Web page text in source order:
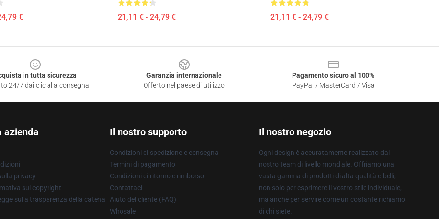
€ 21,11 € - 24,79 € 21,11 € - 24,79 €
in tutta sicurezza
24/7 dai clic alla consegna
Garanzia internazionale
Offerto nel paese di utilizzo
Pagamento sicuro al 100%
PayPal / MasterCard / Visa
azienda
privacy
sul copyright
sulla trasparenza della catena
Il nostro supporto
Condizioni di spedizione e consegna
Termini di pagamento
Condizioni di ritorno e rimborso
Contattaci
Aiuto del cliente (FAQ)
Whosale
Il nostro negozio
Ogni design è accuratamente realizzato dal
nostro team di livello mondiale. Offriamo una
vasta gamma di prodotti di alta qualità e belli,
non solo per esprimere il vostro stile individuale,
ma anche per servire come un costante richiamo
di chi siete.